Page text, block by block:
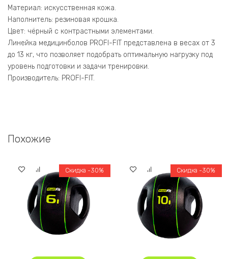
Материал: искусственная кожа.
Наполнитель: резиновая крошка.
Цвет: чёрный с контрастными элементами.
Линейка медицинболов PROFI-FIT представлена в весах от 3
до 13 кг, что позволяет подобрать оптимальную нагрузку под
уровень подготовки и задачи тренировки.
Производитель: PROFI-FIT.
Похожие
Скидка -30% Скидка -30%